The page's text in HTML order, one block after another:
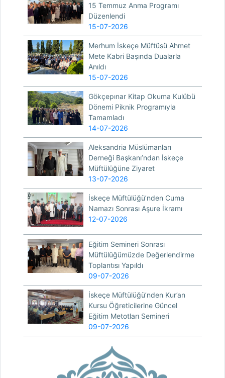
15 Temmuz Anma Programı
Düzenlendi
15-07-2026
Merhum İskeçe Müftüsü Ahmet
Mete Kabri Başında Dualarla
Anıldı
15-07-2026
Gökçepınar Kitap Okuma Kulübü
Dönemi Piknik Programıyla
Tamamladı
14-07-2026
Aleksandria Müslümanları
Derneği Başkanı’ndan İskeçe
Müftülüğüne Ziyaret
13-07-2026
İskeçe Müftülüğü’nden Cuma
Namazı Sonrası Aşure İkramı
12-07-2026
Eğitim Semineri Sonrası
Müftülüğümüzde Değerlendirme
Toplantısı Yapıldı
09-07-2026
İskeçe Müftülüğü’nden Kur’an
Kursu Öğreticilerine Güncel
Eğitim Metotları Semineri
09-07-2026